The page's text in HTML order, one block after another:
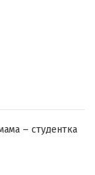
– студентка